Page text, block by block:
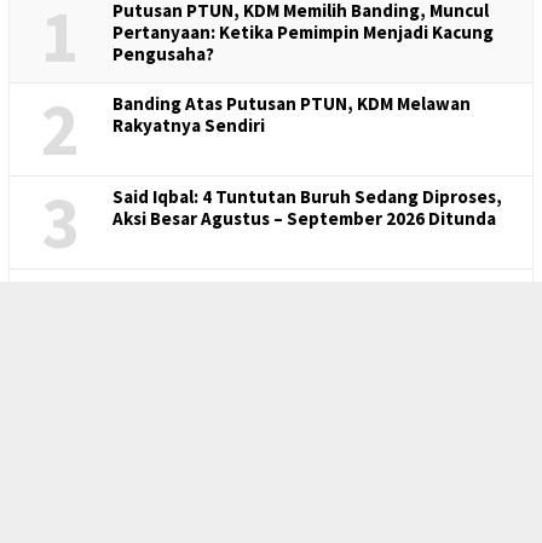
1
Putusan PTUN, KDM Memilih Banding, Muncul
Pertanyaan: Ketika Pemimpin Menjadi Kacung
Pengusaha?
2
Banding Atas Putusan PTUN, KDM Melawan
Rakyatnya Sendiri
3
Said Iqbal: 4 Tuntutan Buruh Sedang Diproses,
Aksi Besar Agustus – September 2026 Ditunda